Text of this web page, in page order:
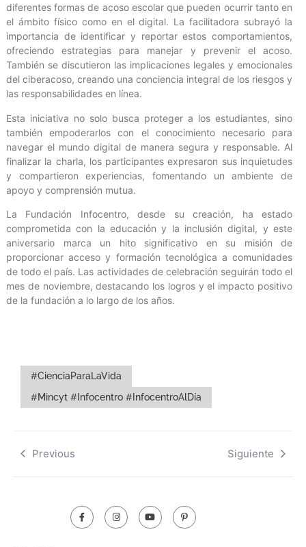
diferentes formas de acoso escolar que pueden ocurrir tanto en
el ámbito físico como en el digital. La facilitadora subrayó la
importancia de identificar y reportar estos comportamientos,
ofreciendo estrategias para manejar y prevenir el acoso.
También se discutieron las implicaciones legales y emocionales
del ciberacoso, creando una conciencia integral de los riesgos y
las responsabilidades en línea.
Esta iniciativa no solo busca proteger a los estudiantes, sino
también empoderarlos con el conocimiento necesario para
navegar el mundo digital de manera segura y responsable. Al
finalizar la charla, los participantes expresaron sus inquietudes
y compartieron experiencias, fomentando un ambiente de
apoyo y comprensión mutua.
La Fundación Infocentro, desde su creación, ha estado
comprometida con la educación y la inclusión digital, y este
aniversario marca un hito significativo en su misión de
proporcionar acceso y formación tecnológica a comunidades
de todo el país. Las actividades de celebración seguirán todo el
mes de noviembre, destacando los logros y el impacto positivo
de la fundación a lo largo de los años.
#CienciaParaLaVida
#Mincyt #Infocentro #InfocentroAlDía
Previous Siguiente